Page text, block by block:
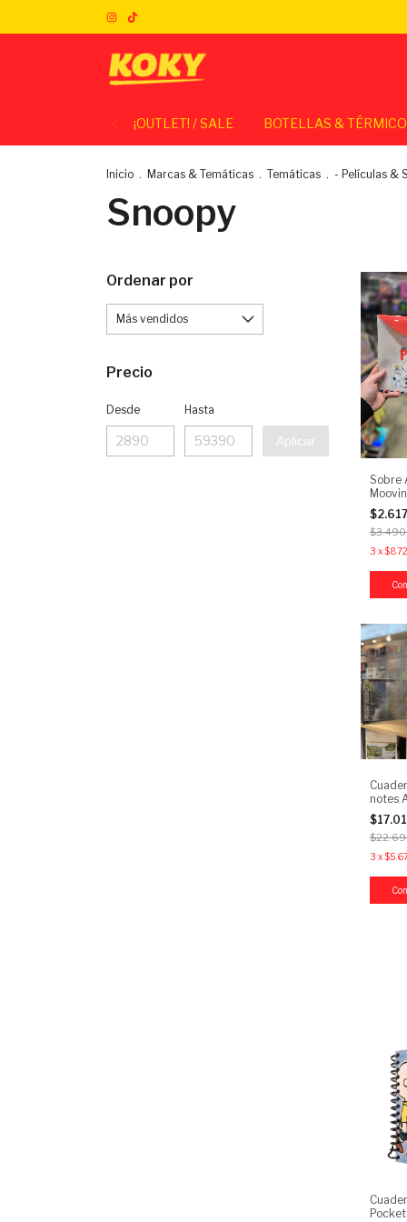
¡OUTLET! / SALE BOTELLAS &
Inicio . Marcas & Temáticas . Temáticas . - Películas &
Snoopy
Ordenar por
Precio
Desde Hasta
Aplicar
Sobre
3 x
notes
3 x